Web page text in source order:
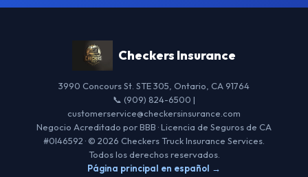
Checkers Insurance
3990 Concours St. STE 305, Ontario, CA 91764
📞 (909) 824-6500 |
customerservice@checkersinsurance.com
Negocio Acreditado por BBB · Licencia de Seguros de CA
#0I46592 · © 2026 Checkers Truck Insurance Services.
Todos los derechos reservados.
Página principal en español →